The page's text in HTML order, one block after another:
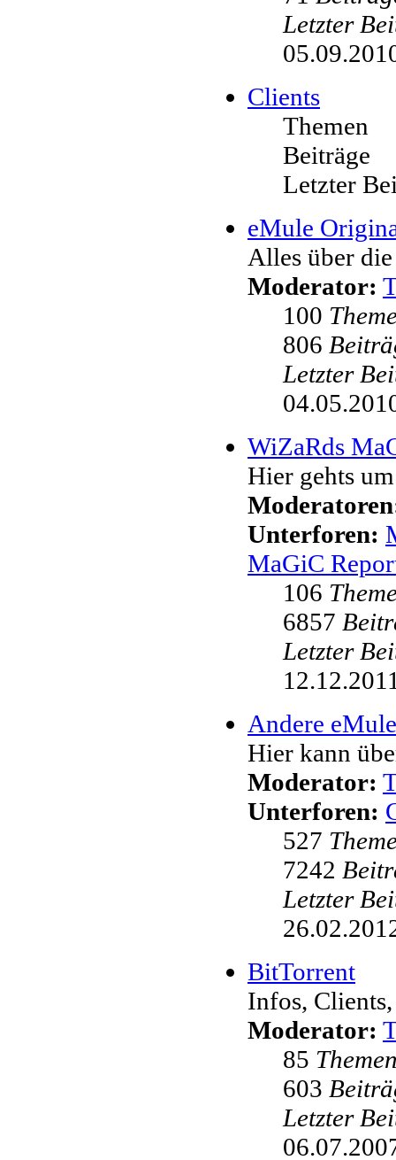
Letzter
Clients
Themen
Beiträge
Letzter
eMule
Alles über
Moderator:
100
806
Letzter
WiZaRds
Hier gehts
Unterforen:
MaGiC
106
6857
Letzter
Andere
Hier kann
Moderator:
Unterforen:
527
7242
Letzter
BitTorrent
Infos,
Moderator:
85
603
Letzter